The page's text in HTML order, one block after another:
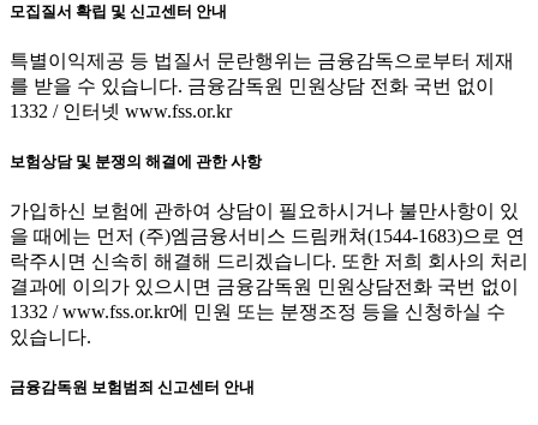
모집질서 확립 및 신고센터 안내
특별이익제공 등 법질서 문란행위는 금융감독으로부터 제재
를 받을 수 있습니다. 금융감독원 민원상담 전화 국번 없이
1332 / 인터넷 www.fss.or.kr
보험상담 및 분쟁의 해결에 관한 사항
가입하신 보험에 관하여 상담이 필요하시거나 불만사항이 있
을 때에는 먼저 (주)엠금융서비스 드림캐쳐(1544-1683)으로 연
락주시면 신속히 해결해 드리겠습니다. 또한 저희 회사의 처리
결과에 이의가 있으시면 금융감독원 민원상담전화 국번 없이
1332 / www.fss.or.kr에 민원 또는 분쟁조정 등을 신청하실 수
있습니다.
금융감독원 보험범죄 신고센터 안내